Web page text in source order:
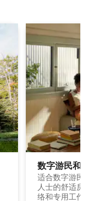
数字游民和
适合数字游民
人士的舒适房
络和专用工作